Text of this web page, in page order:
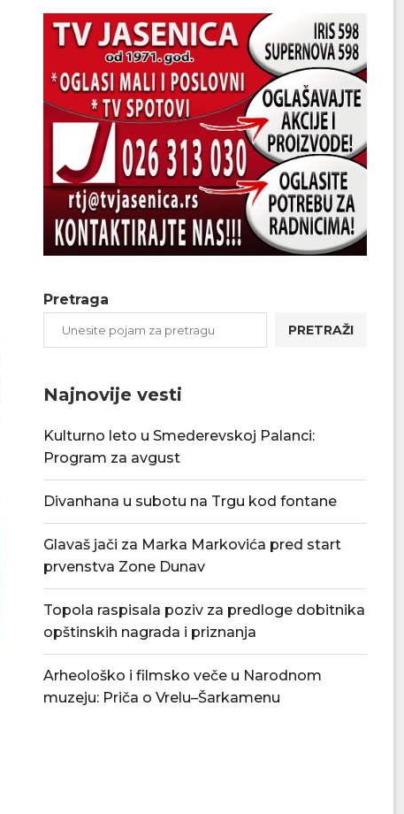
Zahtevi za premiju za mleko za
drugi kvartal...
Đedović
Srbije naftnim
Pretraga
PRETRAŽI
Najnovije vesti
Kulturno leto u Smederevskoj Palanci:
Program za avgust
Divanhana u subotu na Trgu kod fontane
Glavaš jači za Marka Markovića pred start
prvenstva Zone Dunav
Topola raspisala poziv za predloge dobitnika
opštinskih nagrada i priznanja
Arheološko i filmsko veče u Narodnom
muzeju: Priča o Vrelu–Šarkamenu